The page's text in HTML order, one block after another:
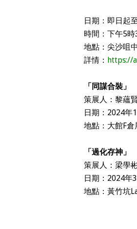
日期：即日起
時間：下午5
地點：尖沙咀
詳情： https://
「同謀合裝」
策展人：黎蘊
日期：2024年
地點：大館F倉
「過化存神」
策展人：梁學
日期：2024年
地點：黃竹坑